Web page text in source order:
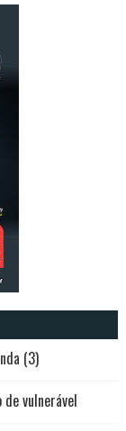
(3)
vulnerável